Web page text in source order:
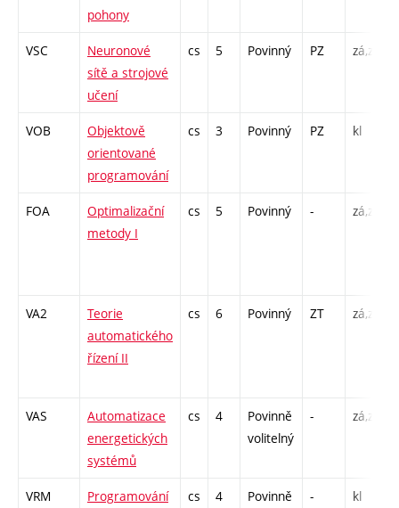
pohony
VSC
Neuronové
sítě a strojové
učení
cs 5 Povinný PZ zá,zk
VOB
Objektově
orientované
programování
cs 3 Povinný PZ kl
FOA
Optimalizační
metody I
cs 5 Povinný - zá,zk
VA2
Teorie
automatického
řízení II
cs 6 Povinný ZT zá,zk
VAS
Automatizace
energetických
systémů
cs 4
Povinně
volitelný
- zá,zk
VRM
Programování
cs 4
Povinně
- kl